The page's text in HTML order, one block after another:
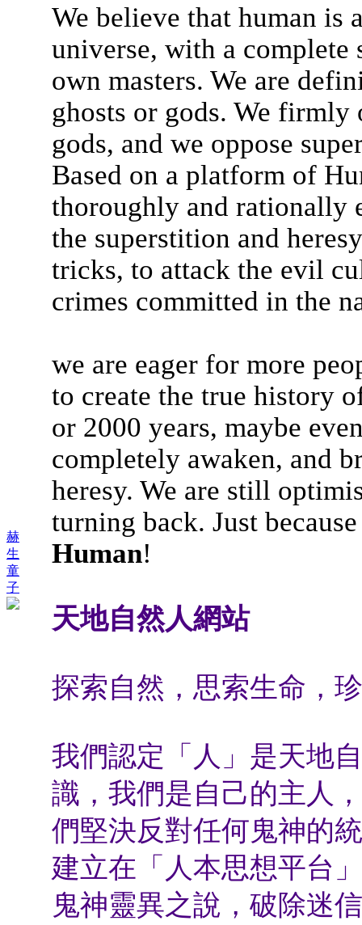
赫
生
童
子
We believe that human is
universe, with a complete
own masters. We are
ghosts or gods. We firmly
gods, and we oppose
Based on a platform of
thoroughly and rationally
the superstition and
tricks, to attack the evil
crimes committed in the
we are eager for more
to create the true history
or 2000 years, maybe
completely awaken, and
heresy. We are still
turning back. Just
Human!
天地自然人網站
探索自然，思索生命，
我們認定「人」是天地
識，我們是自己的主人
們堅決反對任何鬼神的
建立在「人本思想平台
鬼神靈異之說，破除迷